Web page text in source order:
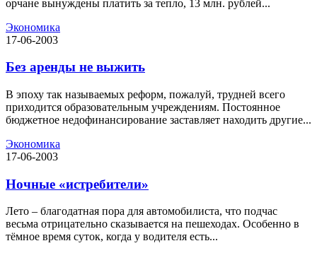
орчане вынуждены платить за тепло, 13 млн. рублей...
Экономика
17-06-2003
Без аренды не выжить
В эпоху так называемых реформ, пожалуй, трудней всего
приходится образовательным учреждениям. Постоянное
бюджетное недофинансирование заставляет находить другие...
Экономика
17-06-2003
Ночные «истребители»
Лето – благодатная пора для автомобилиста, что подчас
весьма отрицательно сказывается на пешеходах. Особенно в
тёмное время суток, когда у водителя есть...